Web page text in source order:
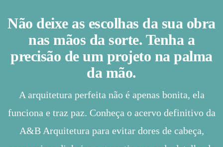
Não deixe as escolhas da sua obra
nas mãos da sorte. Tenha a
precisão de um projeto na palma
da mão.
A arquitetura perfeita não é apenas bonita, ela
funciona e traz paz. Conheça o acervo definitivo da
A&B Arquitetura para evitar dores de cabeça,